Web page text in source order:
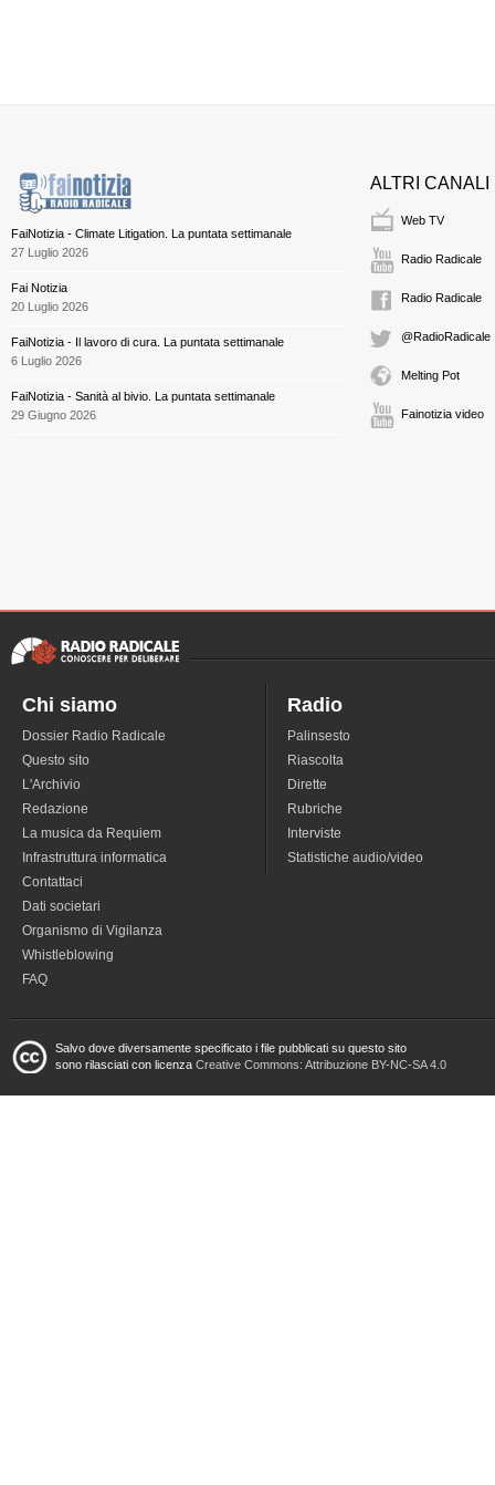
FaiNotizia - Climate Litigation. La puntata settimanale
27 Luglio 2026
Fai Notizia
20 Luglio 2026
FaiNotizia - Il lavoro di cura. La puntata settimanale
6 Luglio 2026
FaiNotizia - Sanità al bivio. La puntata settimanale
29 Giugno 2026
ALTRI CANALI
Web TV
Radio Radicale
Radio Radicale
@RadioRadicale
Melting Pot
Fainotizia video
Chi siamo
Dossier Radio Radicale
Questo sito
L'Archivio
Redazione
La musica da Requiem
Infrastruttura informatica
Contattaci
Dati societari
Organismo di Vigilanza
Whistleblowing
FAQ
Radio
Palinsesto
Riascolta
Dirette
Rubriche
Interviste
Statistiche audio/video
Salvo dove diversamente specificato i file pubblicati su questo sito
sono rilasciati con licenza Creative Commons: Attribuzione BY-NC-SA 4.0